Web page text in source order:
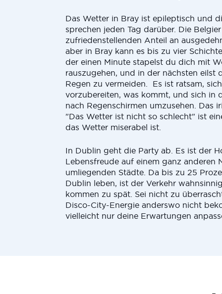
Das Wetter in Bray ist epileptisch und
sprechen jeden Tag darüber. Die
zufriedenstellenden Anteil an
aber in Bray kann es bis zu vier
der einen Minute stapelst du dich mit
rauszugehen, und in der nächsten eilst
Regen zu vermeiden. Es ist ratsam,
vorzubereiten, was kommt, und sich in
nach Regenschirmen umzusehen. Das
"Das Wetter ist nicht so schlecht" ist
das Wetter miserabel ist.
In Dublin geht die Party ab. Es ist der
Lebensfreude auf einem ganz anderen
umliegenden Städte. Da bis zu 25
Dublin leben, ist der Verkehr
kommen zu spät. Sei nicht zu
Disco-City-Energie anderswo nicht
vielleicht nur deine Erwartungen